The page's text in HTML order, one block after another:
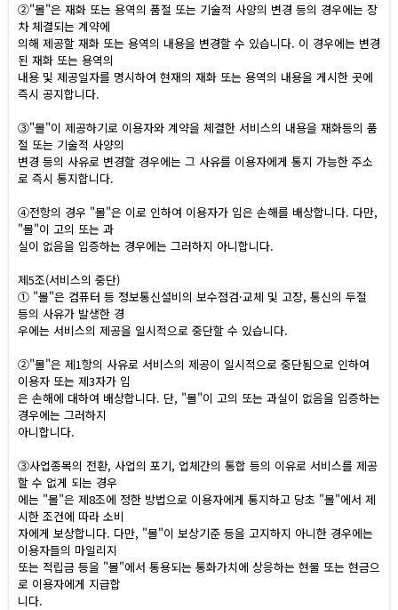
②"몰"은 재화 또는 용역의 품절 또는 기술적 사양의 변경 등의 경우에는 장
차 체결되는 계약에
의해 제공할 재화 또는 용역의 내용을 변경할 수 있습니다. 이 경우에는 변경
된 재화 또는 용역의
내용 및 제공일자를 명시하여 현재의 재화 또는 용역의 내용을 게시한 곳에
즉시 공지합니다.
③"몰"이 제공하기로 이용자와 계약을 체결한 서비스의 내용을 재화등의 품
절 또는 기술적 사양의
변경 등의 사유로 변경할 경우에는 그 사유를 이용자에게 통지 가능한 주소
로 즉시 통지합니다.
④전항의 경우 "몰"은 이로 인하여 이용자가 입은 손해를 배상합니다. 다만,
"몰"이 고의 또는 과
실이 없음을 입증하는 경우에는 그러하지 아니합니다.
제5조(서비스의 중단)
① "몰"은 컴퓨터 등 정보통신설비의 보수점검·교체 및 고장, 통신의 두절
등의 사유가 발생한 경
우에는 서비스의 제공을 일시적으로 중단할 수 있습니다.
②"몰"은 제1항의 사유로 서비스의 제공이 일시적으로 중단됨으로 인하여
이용자 또는 제3자가 입
은 손해에 대하여 배상합니다. 단, "몰"이 고의 또는 과실이 없음을 입증하는
경우에는 그러하지
아니합니다.
③사업종목의 전환, 사업의 포기, 업체간의 통합 등의 이유로 서비스를 제공
할 수 없게 되는 경우
에는 "몰"은 제8조에 정한 방법으로 이용자에게 통지하고 당초 "몰"에서 제
시한 조건에 따라 소비
자에게 보상합니다. 다만, "몰"이 보상기준 등을 고지하지 아니한 경우에는
이용자들의 마일리지
또는 적립금 등을 "몰"에서 통용되는 통화가치에 상응하는 현물 또는 현금으
로 이용자에게 지급합
니다.